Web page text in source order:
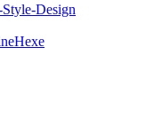
Design